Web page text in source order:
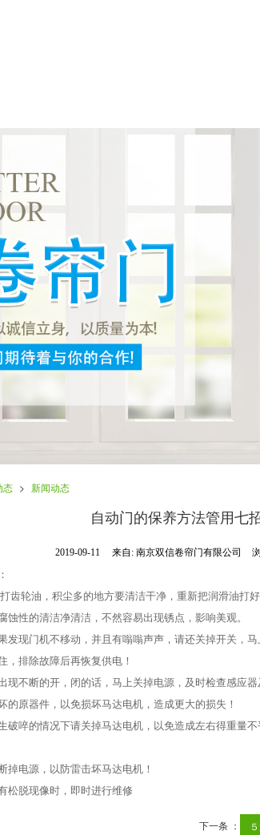
态 > 新闻动态
自动门的保养方法管用七
2019-09-11 来自:南京双信卷帘门有限公司
齿轮油，积尘多的地方要清洁干净，重新把润滑油打好
蚀性的清洁净清洁，不然容易出现锈点，影响美观。
发现门机不移动，并且有嗡嗡声声，请还关掉开关，马
，排除故障后再恢复供电！
现不断的开，闭的话，马上关掉电源，及时检查感应器
的原器件，以免损坏马达电机，造成更大的损失！
破啐的情况下请关掉马达电机，以免造成左右得重量不
掉电源，以防雷击坏马达电机！
松脱现像时，即时进行维修
下一条 ：